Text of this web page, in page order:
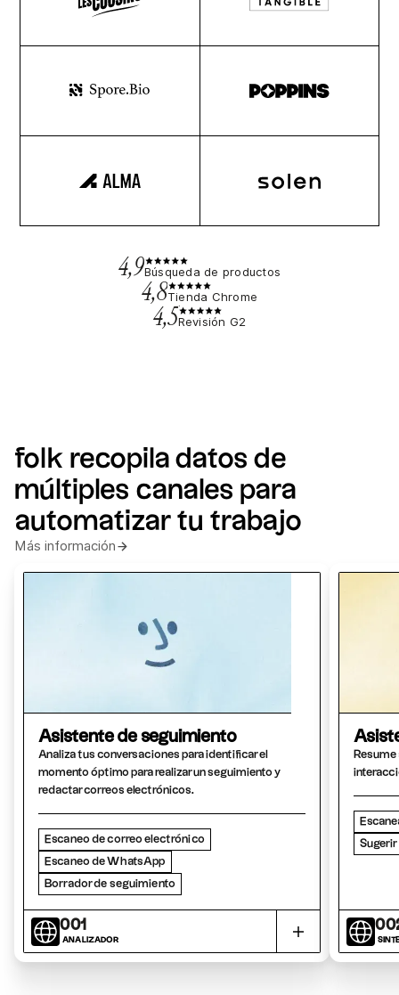
4,9Búsqueda de productos
4,8Tienda Chrome
4,5Revisión G2
folk recopila datos de
múltiples canales para
automatizar tu trabajo
Más información
Asistente de seguimiento
Analiza tus conversaciones para identificar el
momento óptimo para realizar un seguimiento y
redactar correos electrónicos.
Escaneo de correo electrónico
Escaneo de WhatsApp
Borrador de seguimiento
001
ANALIZADOR